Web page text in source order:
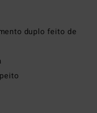
duplo feito de